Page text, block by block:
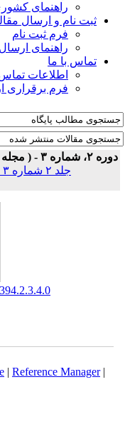
راهنمای کشوری
ثبت نام و ارسال مقاله
فرم ثبت نام
راهنمای ارسال
تماس با ما
اطلاعات تماس
فرم برقراری
شماره ۳ - ( مجله روانشناسی و روانپزشکی شناخت ۱۳۹۴ )
جلد ۲ شماره ۳ صفحات ۳۹-۲۹
|Reference Manager